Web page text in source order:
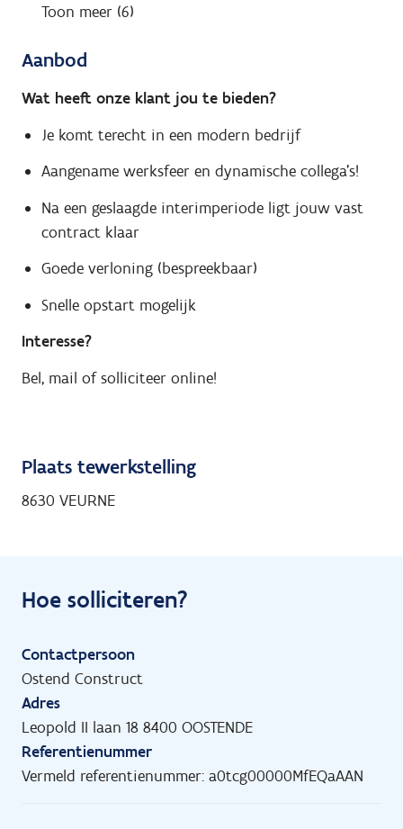
Toon meer (6)
Aanbod
Wat heeft onze klant jou te bieden?
Je komt terecht in een modern bedrijf
Aangename werksfeer en dynamische collega's!
Na een geslaagde interimperiode ligt jouw vast
contract klaar
Goede verloning (bespreekbaar)
Snelle opstart mogelijk
Interesse?
Bel, mail of solliciteer online!
Plaats tewerkstelling
8630 VEURNE
Hoe solliciteren?
Contactpersoon
Ostend Construct
Adres
Leopold II laan 18 8400 OOSTENDE
Referentienummer
Vermeld referentienummer: a0tcg00000MfEQaAAN